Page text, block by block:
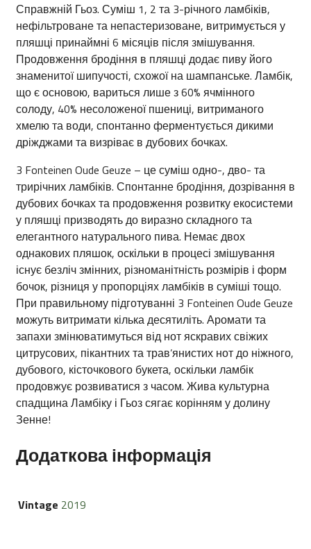
Справжній Гьоз. Суміш 1, 2 та 3-річного ламбіків,
нефільтроване та непастеризоване, витримується у
пляшці принаймні 6 місяців після змішування.
Продовження бродіння в пляшці додає пиву його
знаменитої шипучості, схожої на шампанське. Ламбік,
що є основою, вариться лише з 60% ячмінного
солоду, 40% несоложеної пшениці, витриманого
хмелю та води, спонтанно ферментується дикими
дріжджами та визріває в дубових бочках.
3 Fonteinen Oude Geuze – це суміш одно-, дво- та
трирічних ламбіків. Спонтанне бродіння, дозрівання в
дубових бочках та продовження розвитку екосистеми
у пляшці призводять до виразно складного та
елегантного натурального пива. Немає двох
однакових пляшок, оскільки в процесі змішування
існує безліч змінних, різноманітність розмірів і форм
бочок, різниця у пропорціях ламбіків в суміші тощо.
При правильному підготуванні 3 Fonteinen Oude Geuze
можуть витримати кілька десятиліть. Аромати та
запахи змінюватимуться від нот яскравих свіжих
цитрусових, пікантних та трав’янистих нот до ніжного,
дубового, кісточкового букета, оскільки ламбік
продовжує розвиватися з часом. Жива культурна
спадщина Ламбіку і Гьоз сягає корінням у долину
Зенне!
Додаткова інформація
Vintage 2019